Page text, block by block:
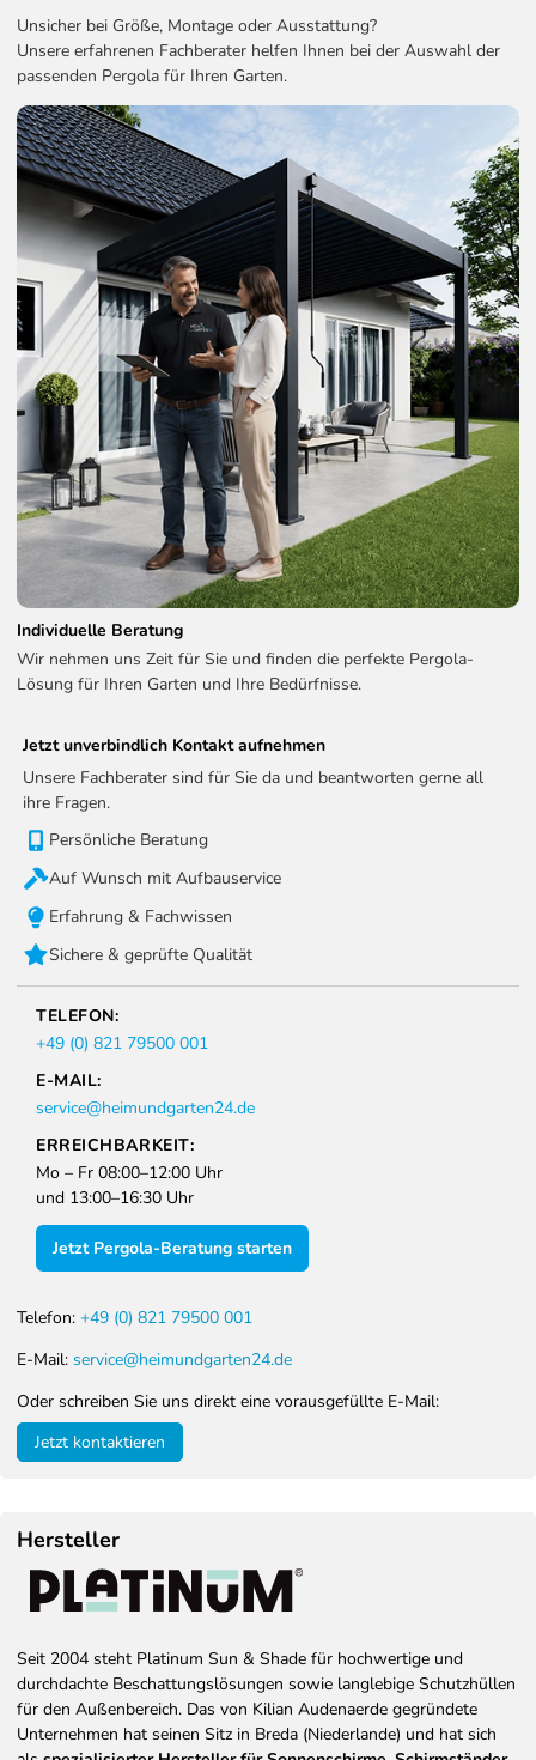
Unsicher bei Größe, Montage oder Ausstattung?
Unsere erfahrenen Fachberater helfen Ihnen bei der Auswahl der
passenden Pergola für Ihren Garten.
Individuelle Beratung
Wir nehmen uns Zeit für Sie und finden die perfekte Pergola-
Lösung für Ihren Garten und Ihre Bedürfnisse.
Jetzt unverbindlich Kontakt aufnehmen
Unsere Fachberater sind für Sie da und beantworten gerne all
ihre Fragen.
Persönliche Beratung
Auf Wunsch mit Aufbauservice
Erfahrung & Fachwissen
Sichere & geprüfte Qualität
TELEFON:
+49 (0) 821 79500 001
E-MAIL:
service@heimundgarten24.de
ERREICHBARKEIT:
Mo – Fr 08:00–12:00 Uhr
und 13:00–16:30 Uhr
Jetzt Pergola-Beratung starten
Telefon: +49 (0) 821 79500 001
E-Mail: service@heimundgarten24.de
Oder schreiben Sie uns direkt eine vorausgefüllte E-Mail:
Jetzt kontaktieren
Hersteller
Seit 2004 steht Platinum Sun & Shade für hochwertige und
durchdachte Beschattungslösungen sowie langlebige Schutzhüllen
für den Außenbereich. Das von Kilian Audenaerde gegründete
Unternehmen hat seinen Sitz in Breda (Niederlande) und hat sich